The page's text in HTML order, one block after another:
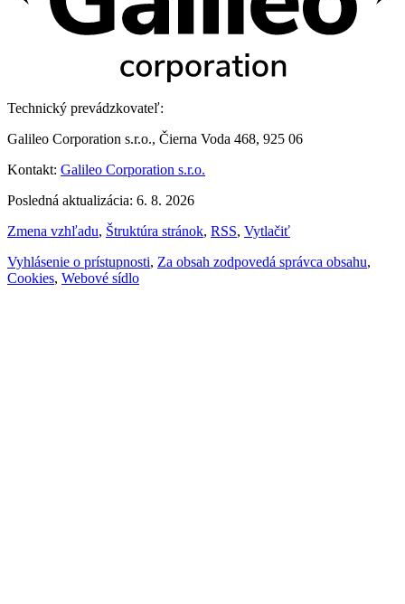
Technický prevádzkovateľ:
Galileo Corporation s.r.o., Čierna Voda 468, 925 06
Kontakt: Galileo Corporation s.r.o.
Posledná aktualizácia: 6. 8. 2026
Zmena vzhľadu, Štruktúra stránok, RSS, Vytlačiť
Vyhlásenie o prístupnosti, Za obsah zodpovedá správca obsahu,
Cookies, Webové sídlo